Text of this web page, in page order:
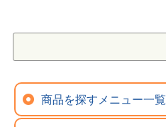
商品を探すメニュー一覧